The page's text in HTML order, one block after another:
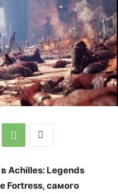
Achilles: Legends
Fortress, самого